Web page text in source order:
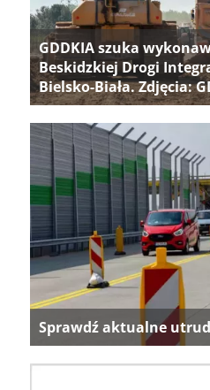
GDDKIA szuka
Beskidzkiej Drogi
Bielsko-Biała. Zdjęcia:
Sprawdź aktualne